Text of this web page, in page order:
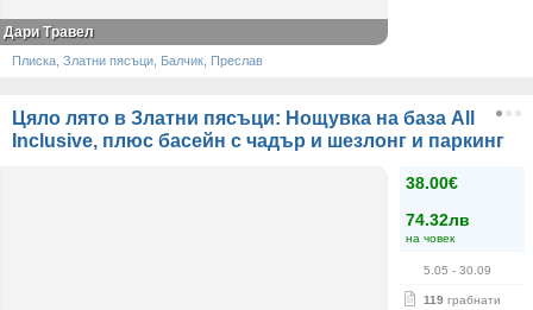
Дари Травел
Плиска, Златни пясъци, Балчик, Преслав
Цяло лято в Златни пясъци: Нощувка на база All
Inclusive, плюс басейн с чадър и шезлонг и паркинг
38.00€
74.32лв
на човек
5.05 - 30.09
119 грабнати